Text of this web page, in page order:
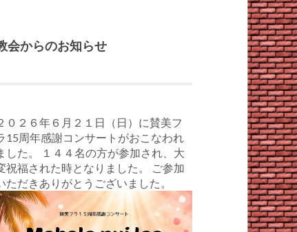
会からのお知らせ
０２６年６月２１日（日）に賛美フ
15周年感謝コンサートがおこなわれ
した。 １４４名の方が参加され、大
祝福された時となりました。 ご参加
ただきありがとうございました。